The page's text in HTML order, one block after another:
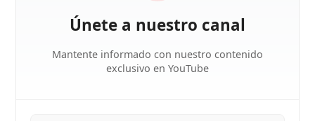
Únete a nuestro canal
Mantente informado con nuestro contenido
exclusivo en YouTube